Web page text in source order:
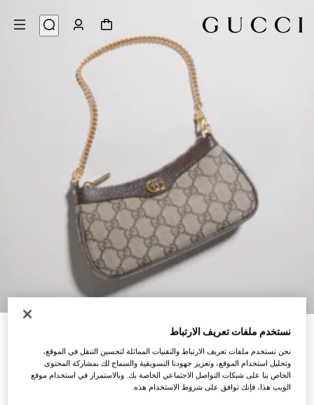
حقيبة أوفيديا صغيرة
AED 3,250
تنويعاتقماش Supreme باللونين البيج والأبنوس
نستخدم ملفات تعريف الارتباط
نحن نستخدم ملفات تعريف الارتباط والتقنيات المماثلة لتحسين التنقل في الموقع،
وتحليل استخدام الموقع، وتعزيز جهودنا التسويقية والسماح لك بمشاركة المحتوى
الخاص بنا على شبكات التواصل الاجتماعي الخاصة بك. وبالاستمرار في استخدام موقع
الويب هذا، فإنك توافق على شروط الاستخدام هذه.